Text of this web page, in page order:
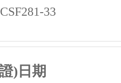
33
)日期